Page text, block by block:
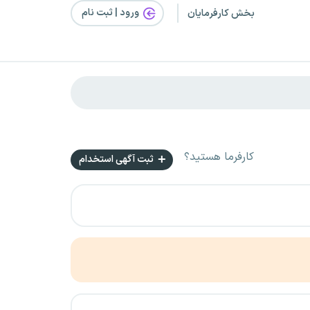
بخش کارفرمایان ورود | ثبت‌ نام
کارفرما هستید؟ ثبت آگهی استخدام